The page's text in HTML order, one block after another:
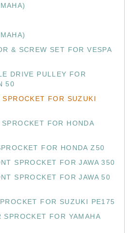
& SCREW SET FOR VESPA
DRIVE PULLEY FOR
50
FOR SUZUKI
FOR HONDA
FOR HONDA Z50
SPROCKET FOR JAWA 350
SPROCKET FOR JAWA 50
FOR SUZUKI PE175
FOR YAMAHA